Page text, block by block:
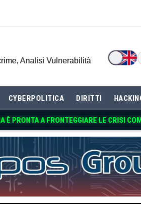
Analisi Vulnerabilità
CYBERPOLITICA DIRITTI
È PRONTA A FRONTEGGIARE LE CRISI